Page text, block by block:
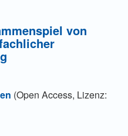
von
(Open Access, Lizenz: